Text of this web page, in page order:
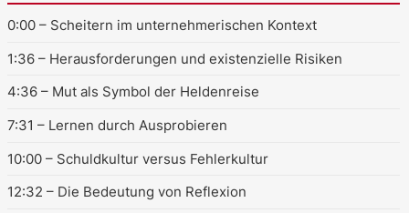
0:00 – Scheitern im unternehmerischen Kontext
1:36 – Herausforderungen und existenzielle Risiken
4:36 – Mut als Symbol der Heldenreise
7:31 – Lernen durch Ausprobieren
10:00 – Schuldkultur versus Fehlerkultur
12:32 – Die Bedeutung von Reflexion